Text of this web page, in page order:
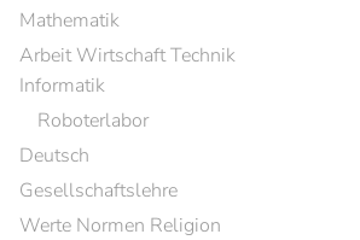
Mathematik
Arbeit Wirtschaft Technik
Informatik
Roboterlabor
Deutsch
Gesellschaftslehre
Werte Normen Religion